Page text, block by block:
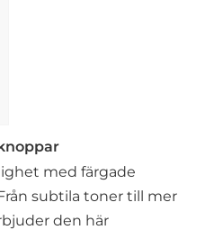
med färgade
subtila toner till mer
den här